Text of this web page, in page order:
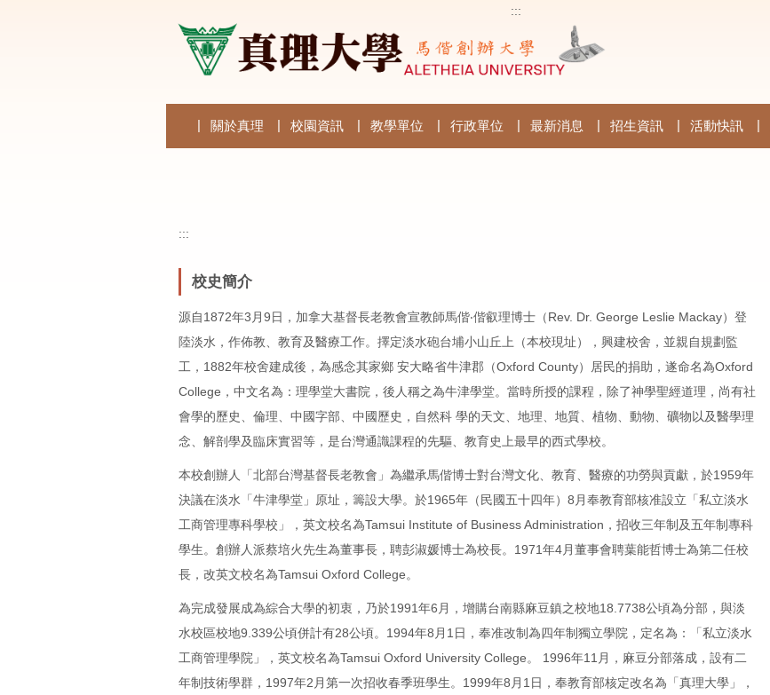
:::
關於真理 校園資訊 教學單位 行政單位 最新消息 招生資訊 活動快訊
:::
校史簡介
源自1872年3月9日，加拿大基督長老教會宣教師馬偕‧偕叡理博士（Rev. Dr. George Leslie Mackay）登
陸淡水，作佈教、教育及醫療工作。擇定淡水砲台埔小山丘上（本校現址），興建校舍，並親自規劃監
工，1882年校舍建成後，為感念其家鄉 安大略省牛津郡（Oxford County）居民的捐助，遂命名為Oxford
College，中文名為：理學堂大書院，後人稱之為牛津學堂。當時所授的課程，除了神學聖經道理，尚有社
會學的歷史、倫理、中國字部、中國歷史，自然科 學的天文、地理、地質、植物、動物、礦物以及醫學理
念、解剖學及臨床實習等，是台灣通識課程的先驅、教育史上最早的西式學校。
本校創辦人「北部台灣基督長老教會」為繼承馬偕博士對台灣文化、教育、醫療的功勞與貢獻，於1959年
決議在淡水「牛津學堂」原址，籌設大學。於1965年（民國五十四年）8月奉教育部核准設立「私立淡水
工商管理專科學校」，英文校名為Tamsui Institute of Business Administration，招收三年制及五年制專科
學生。創辦人派蔡培火先生為董事長，聘彭淑媛博士為校長。1971年4月董事會聘葉能哲博士為第二任校
長，改英文校名為Tamsui Oxford College。
為完成發展成為綜合大學的初衷，乃於1991年6月，增購台南縣麻豆鎮之校地18.7738公頃為分部，與淡
水校區校地9.339公頃併計有28公頃。1994年8月1日，奉准改制為四年制獨立學院，定名為：「私立淡水
工商管理學院」，英文校名為Tamsui Oxford University College。 1996年11月，麻豆分部落成，設有二
年制技術學群，1997年2月第一次招收春季班學生。1999年8月1日，奉教育部核定改名為「真理大學」，